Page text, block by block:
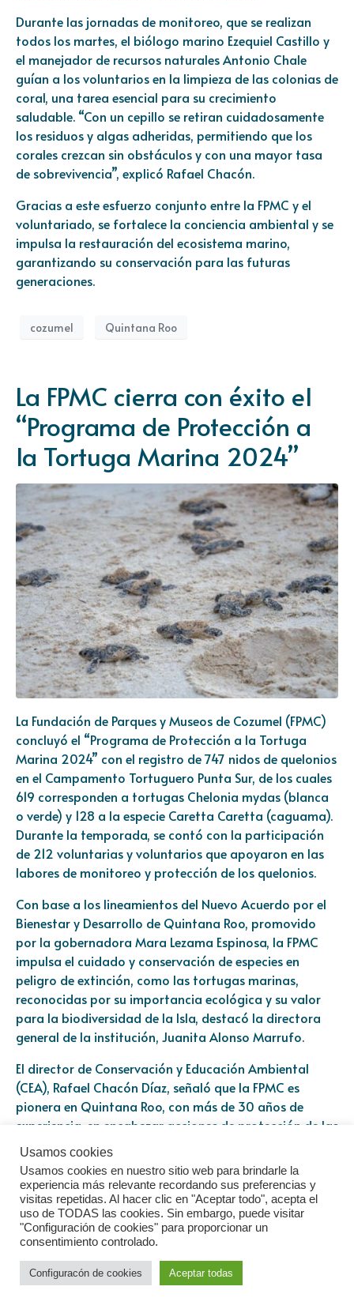
Durante las jornadas de monitoreo, que se realizan
todos los martes, el biólogo marino Ezequiel Castillo y
el manejador de recursos naturales Antonio Chale
guían a los voluntarios en la limpieza de las colonias de
coral, una tarea esencial para su crecimiento
saludable. “Con un cepillo se retiran cuidadosamente
los residuos y algas adheridas, permitiendo que los
corales crezcan sin obstáculos y con una mayor tasa
de sobrevivencia”, explicó Rafael Chacón.
Gracias a este esfuerzo conjunto entre la FPMC y el
voluntariado, se fortalece la conciencia ambiental y se
impulsa la restauración del ecosistema marino,
garantizando su conservación para las futuras
generaciones.
cozumel Quintana Roo
La FPMC cierra con éxito el
“Programa de Protección a
la Tortuga Marina 2024”
La Fundación de Parques y Museos de Cozumel (FPMC)
concluyó el “Programa de Protección a la Tortuga
Marina 2024” con el registro de 747 nidos de quelonios
en el Campamento Tortuguero Punta Sur, de los cuales
619 corresponden a tortugas Chelonia mydas (blanca
o verde) y 128 a la especie Caretta Caretta (caguama).
Durante la temporada, se contó con la participación
de 212 voluntarias y voluntarios que apoyaron en las
labores de monitoreo y protección de los quelonios.
Con base a los lineamientos del Nuevo Acuerdo por el
Bienestar y Desarrollo de Quintana Roo, promovido
por la gobernadora Mara Lezama Espinosa, la FPMC
impulsa el cuidado y conservación de especies en
peligro de extinción, como las tortugas marinas,
reconocidas por su importancia ecológica y su valor
para la biodiversidad de la Isla, destacó la directora
general de la institución, Juanita Alonso Marrufo.
El director de Conservación y Educación Ambiental
(CEA), Rafael Chacón Díaz, señaló que la FPMC es
pionera en Quintana Roo, con más de 30 años de
experiencia, en encabezar acciones de protección de las
tortugas marinas, así como en involucrar y sensibilizar
a la sociedad, principalmente a niños y jóvenes, que
vivieron una experiencia única al participar
activamente en la protección de estas especies
emblemáticas y aprender sobre el ciclo de vida de las
tortugas marinas.
Añadió que el “Programa de Protección a la Tortuga
Marina 2024” inició en abril y, después de siete meses
Usamos cookies
Usamos cookies en nuestro sitio web para brindarle la
experiencia más relevante recordando sus preferencias y
visitas repetidas. Al hacer clic en "Aceptar todo", acepta el
uso de TODAS las cookies. Sin embargo, puede visitar
"Configuración de cookies" para proporcionar un
consentimiento controlado.
Configuracón de cookies Aceptar todas